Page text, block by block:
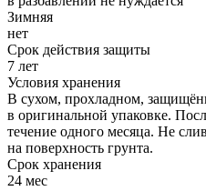
Зимняя
нет
Срок действия защиты
7 лет
Условия хранения
В сухом, прохладном,
в оригинальной упаковке.
течение одного месяца. Не
на поверхность грунта.
Срок хранения
24 мес